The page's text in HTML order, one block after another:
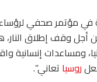
في مؤتمر صحفي لرؤساء
أجل وقف إطلاق النار،
ومساعدات إنسانية
روسيا تعاني”.